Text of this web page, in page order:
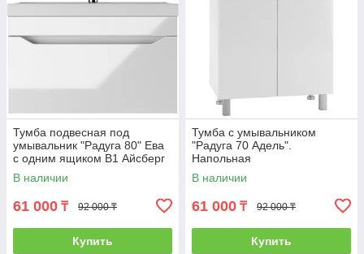
Тумба подвесная под
умывальник "Радуга 80" Ева
с одним ящиком В1 Айсберг
В наличии
61 000 ₸ 92 000 ₸
Купить
Тумба с умывальником
"Радуга 70 Адель".
Напольная
В наличии
61 000 ₸ 92 000 ₸
Купить